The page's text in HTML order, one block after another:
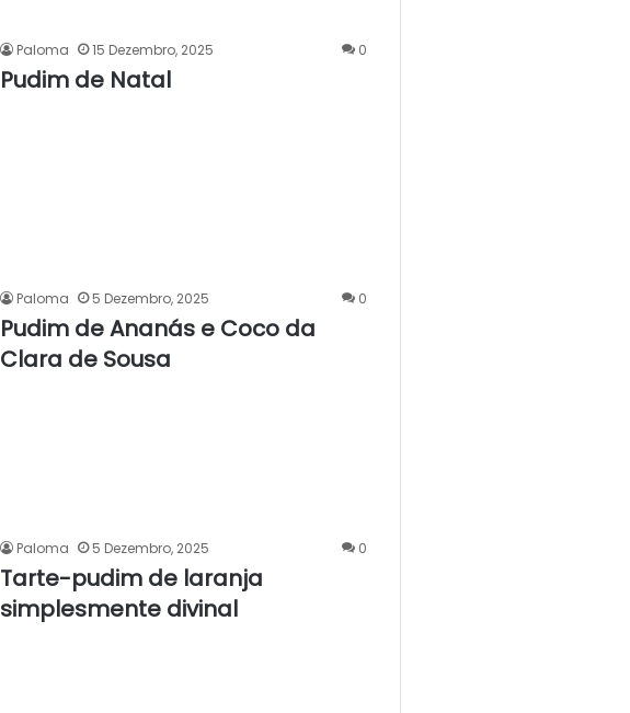
Paloma 15 Dezembro, 2025 0
Pudim de Natal
Paloma 5 Dezembro, 2025 0
Pudim de Ananás e Coco da
Clara de Sousa
Paloma 5 Dezembro, 2025 0
Tarte-pudim de laranja
simplesmente divinal